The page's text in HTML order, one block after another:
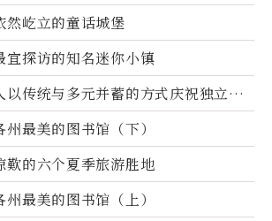
然屹立的童话城堡
宜探访的知名迷你小镇
以传统与多元并蓄的方式庆祝独立日2
州最美的图书馆（下）
歎的六个夏季旅游胜地
州最美的图书馆（上）